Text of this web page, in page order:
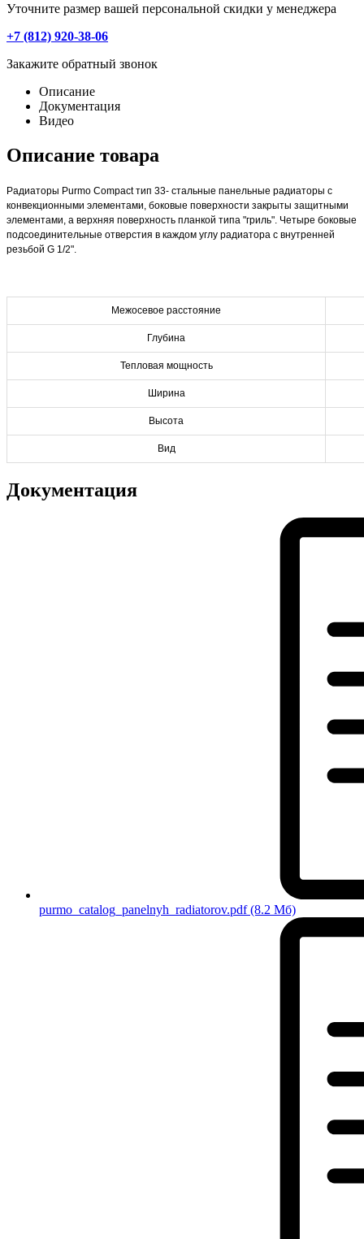
Уточните размер вашей персональной скидки у менеджера
+7 (812) 920-38-06
Закажите обратный звонок
Описание
Документация
Видео
Описание товара
Радиаторы Purmo Compact тип 33- стальные панельные радиаторы с
конвекционными элементами, боковые поверхности закрыты защитными
элементами, а верхняя поверхность планкой типа "гриль". Четыре боковые
подсоединительные отверстия в каждом углу радиатора с внутренней
резьбой G 1/2".
Межосевое расстояние
Глубина
Тепловая мощность
Ширина
Высота
Вид
Документация
purmo_catalog_panelnyh_radiatorov.pdf(8.2 Мб)